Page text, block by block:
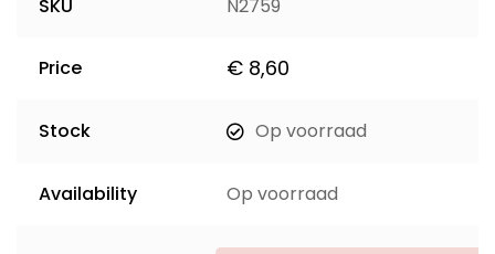
SKU N2759
Price € 8,60
Stock Op voorraad
Availability Op voorraad